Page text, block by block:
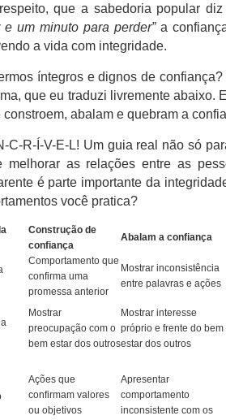
que a sabedoria popular
um minuto para perder”a
a vida com integridade.
íntegros e dignos de
que eu traduzi livremente abaixo.
abalam e quebram a
C-R-Í-V-E-L! Um guia real não só
melhorar as relações entre as
é parte importante da
você pratica?
Construção de
confiança
Abalam a confiança
Comportamento que
confirma uma
promessa anterior
Mostrar inconsistência
entre palavras e ações
Mostrar
preocupação com o
bem estar dos outros
Mostrar interesse
próprio e frente do bem
estar dos outros
Ações que
confirmam valores
ou objetivos
Apresentar
comportamento
inconsistente com os